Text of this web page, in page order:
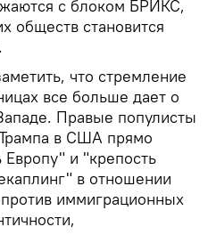
с блоком БРИКС,
обществ становится
что стремление
все больше дает о
Правые популисты
в США прямо
Европу" и "крепость
в отношении
иммиграционных